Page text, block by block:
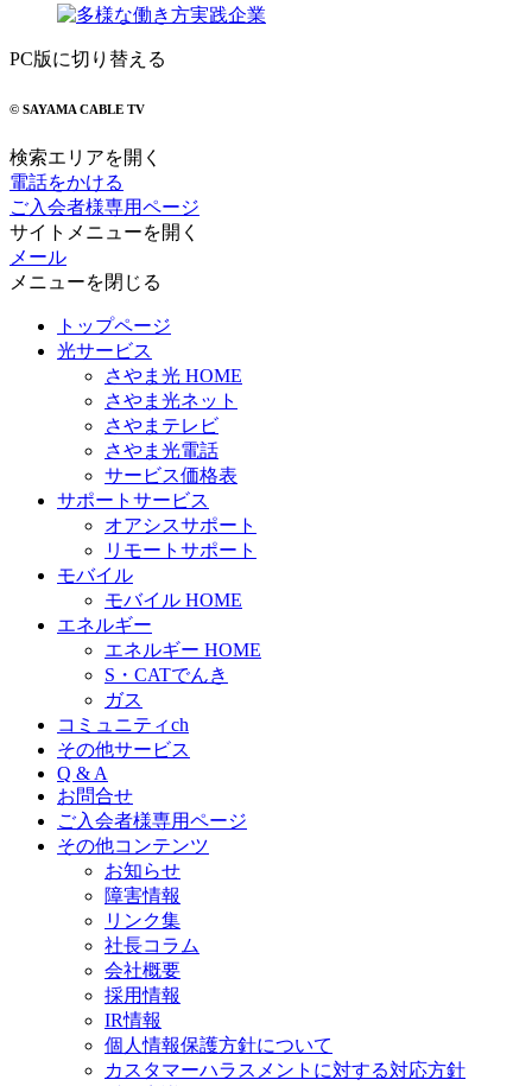
PC版に切り替える
© SAYAMA CABLE TV
検索エリアを開く
電話をかける
ご入会者様専用ページ
サイトメニューを開く
メール
メニューを閉じる
トップページ
光サービス
さやま光 HOME
さやま光ネット
さやまテレビ
さやま光電話
サービス価格表
サポートサービス
オアシスサポート
リモートサポート
モバイル
モバイル HOME
エネルギー
エネルギー HOME
S・CATでんき
ガス
コミュニティch
その他サービス
Q & A
お問合せ
ご入会者様専用ページ
その他コンテンツ
お知らせ
障害情報
リンク集
社長コラム
会社概要
採用情報
IR情報
個人情報保護方針について
カスタマーハラスメントに対する対応方針